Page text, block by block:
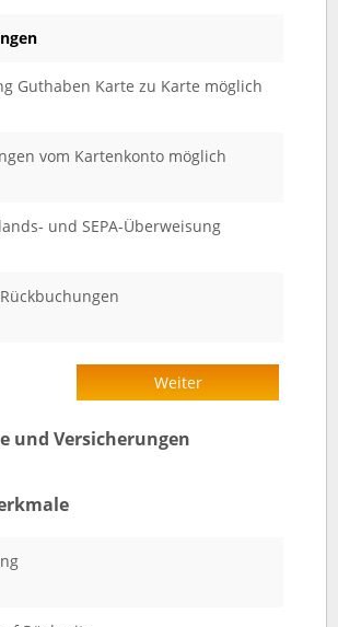
Guthaben Karte zu Karte möglich
vom Kartenkonto möglich
und SEPA-Überweisung
Weiter
und Versicherungen